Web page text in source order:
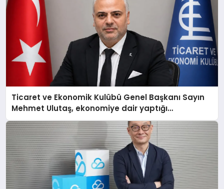
Ticaret ve Ekonomik Kulübü Genel Başkanı Sayın
Mehmet Ulutaş, ekonomiye dair yaptığı
açıklamada şunları kaydetti: